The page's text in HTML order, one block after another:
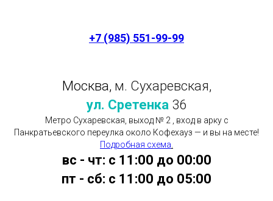
+7 (985) 551-99-99
Москва, м. Сухаревская,
ул. Сретенка 36
Метро Сухаревская, выход № 2 , вход в арку с
Панкратьевского переулка около Кофехауз — и вы на месте!
Подробная схема
вс - чт: с 11:00 до 00:00
пт - сб: с 11:00 до 05:00